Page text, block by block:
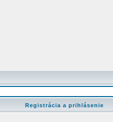
Registrácia a prihlásenie